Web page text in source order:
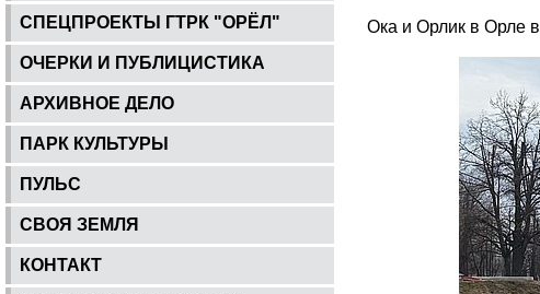
СПЕЦПРОЕКТЫ ГТРК "ОРЁЛ"
ОЧЕРКИ И ПУБЛИЦИСТИКА
АРХИВНОЕ ДЕЛО
ПАРК КУЛЬТУРЫ
ПУЛЬС
СВОЯ ЗЕМЛЯ
КОНТАКТ
Ока и Орлик в Орле